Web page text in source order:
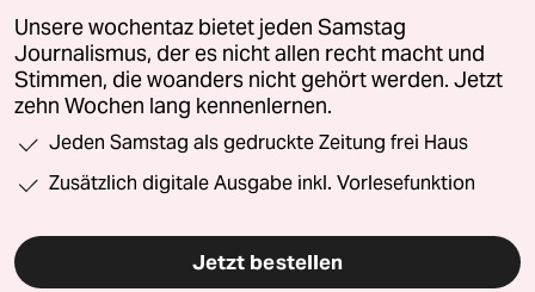
Unsere wochentaz bietet jeden Samstag
Journalismus, der es nicht allen recht macht und
Stimmen, die woanders nicht gehört werden. Jetzt
zehn Wochen lang kennenlernen.
Jeden Samstag als gedruckte Zeitung frei Haus
Zusätzlich digitale Ausgabe inkl. Vorlesefunktion
Jetzt bestellen